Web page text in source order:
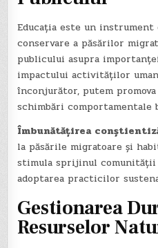
Educația este un
conservare a păsărilor
publicului asupra
impactului activităților
înconjurător, putem
schimbări comportamentale
Îmbunătățirea
la păsările migratoare și
stimula sprijinul comunității
adoptarea practicilor
Gestionarea
Resurselor